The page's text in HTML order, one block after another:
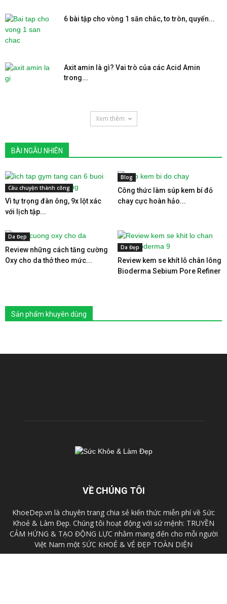
6 bài tập cho vòng 1 săn chắc, to tròn, quyến...
Axit amin là gì? Vai trò của các Acid Amin
trong...
Xem thêm
BÀI NGẪU NHIÊN
Câu chuyện thành công
Vì tự trọng đàn ông, 9x lột xác
với lịch tập...
Blog
Công thức làm súp kem bí đỏ
chay cực hoàn hảo...
Da Đẹp
Review những cách tăng cường
Oxy cho da thở theo mức...
Da Đẹp
Review kem se khít lỗ chân lông
Bioderma Sebium Pore Refiner
Sản phẩm khuyên dùng
VỀ CHÚNG TÔI
KhoeDep.vn là chuyên trang chia sẻ kiến thức miễn phí về Sức
Khoẻ & Làm Đẹp. Chúng tôi hoạt động với sứ mệnh: TRUYỀN
CẢM HỨNG & TẠO ĐỘNG LỰC nhằm mang đến cho mỗi người
Việt Nam một SỨC KHOẺ & VẺ ĐẸP TOÀN DIỆN